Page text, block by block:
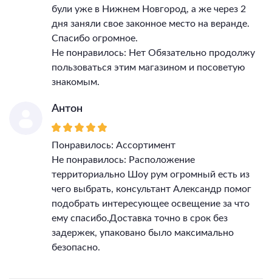
були уже в Нижнем Новгород, а же через 2
дня заняли свое законное место на веранде.
Спасибо огромное.
Не понравилось: Нет Обязательно продолжу
пользоваться этим магазином и посоветую
знакомым.
Антон
Понравилось: Ассортимент
Не понравилось: Расположение
территориально Шоу рум огромный есть из
чего выбрать, консультант Александр помог
подобрать интересующее освещение за что
ему спасибо.Доставка точно в срок без
задержек, упаковано было максимально
безопасно.